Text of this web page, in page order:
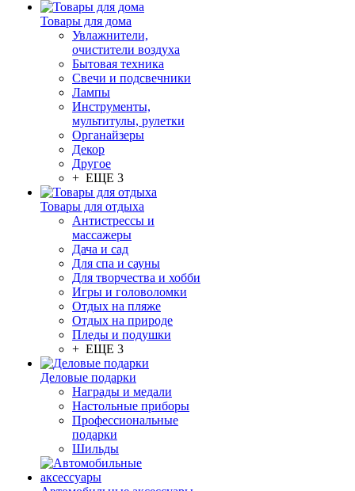
Товары для дома
Увлажнители,
очистители воздуха
Бытовая техника
Свечи и подсвечники
Лампы
Инструменты,
мультитулы, рулетки
Органайзеры
Декор
Другое
+ ЕЩЕ 3
Товары для отдыха
Антистрессы и
массажеры
Дача и сад
Для спа и сауны
Для творчества и хобби
Игры и головоломки
Отдых на пляже
Отдых на природе
Пледы и подушки
+ ЕЩЕ 3
Деловые подарки
Награды и медали
Настольные приборы
Профессиональные
подарки
Шильды